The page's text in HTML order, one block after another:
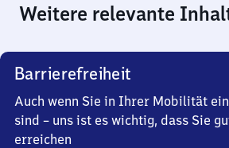
Weitere relevante
Barrierefreiheit
Auch wenn Sie in Ihrer Mobilität
sind – uns ist es wichtig, dass Sie
erreichen